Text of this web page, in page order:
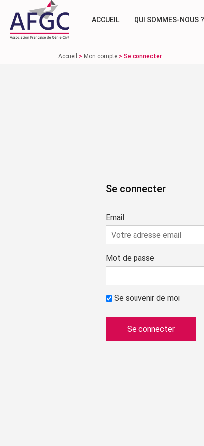
ACCUEIL QUI SOMMES-NOUS ?
Accueil > Mon compte > Se connecter
Se connecter
Email
Mot de passe
Se souvenir de moi